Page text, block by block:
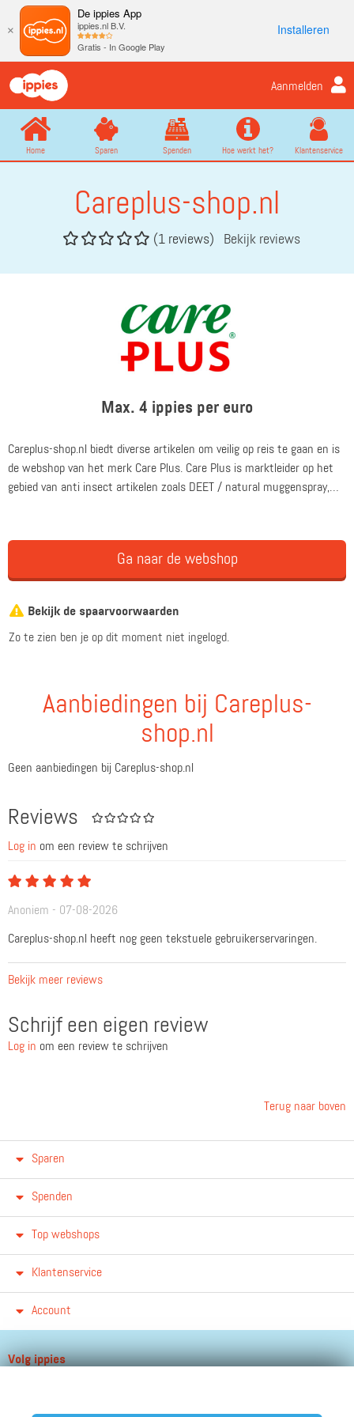
×
De ippies App
ippies.nl B.V.
Gratis - In Google Play
Installeren
Aanmelden
Home Sparen Spenden Hoe werkt het? Klantenservice
Careplus-shop.nl
(1 reviews) Bekijk reviews
Max. 4 ippies per euro
Careplus-shop.nl biedt diverse artikelen om veilig op reis te gaan en is
de webshop van het merk Care Plus. Care Plus is marktleider op het
gebied van anti insect artikelen zoals DEET / natural muggenspray,
Ga naar de webshop
Bekijk de spaarvoorwaarden
Zo te zien ben je op dit moment niet ingelogd.
Aanbiedingen bij Careplus-
shop.nl
Geen aanbiedingen bij Careplus-shop.nl
Reviews
Log in om een review te schrijven
Anoniem - 07-08-2026
Careplus-shop.nl heeft nog geen tekstuele gebruikerservaringen.
Bekijk meer reviews
Schrijf een eigen review
Log in om een review te schrijven
Terug naar boven
Sparen
Spenden
Top webshops
Klantenservice
Account
Volg ippies